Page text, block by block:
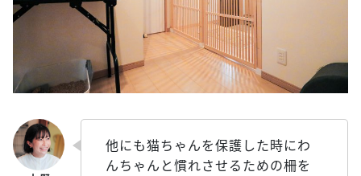
他にも猫ちゃんを保護した時にわ
んちゃんと慣れさせるための柵を